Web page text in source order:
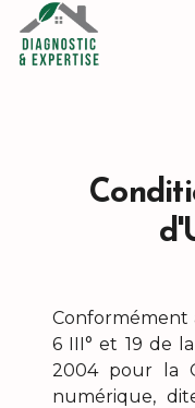
Conformément
6 III° et 19 de
2004 pour la
numérique,